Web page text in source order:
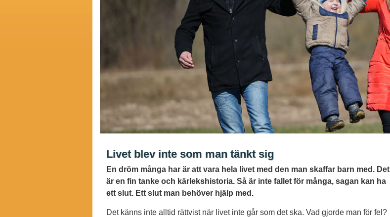
Livet blev inte som man tänkt sig
En dröm många har är att vara hela livet med den man skaffar barn med. Det
är en fin tanke och kärlekshistoria. Så är inte fallet för många, sagan kan ha
ett slut. Ett slut man behöver hjälp med.
Det känns inte alltid rättvist när livet inte går som det ska. Vad gjorde man för fel?